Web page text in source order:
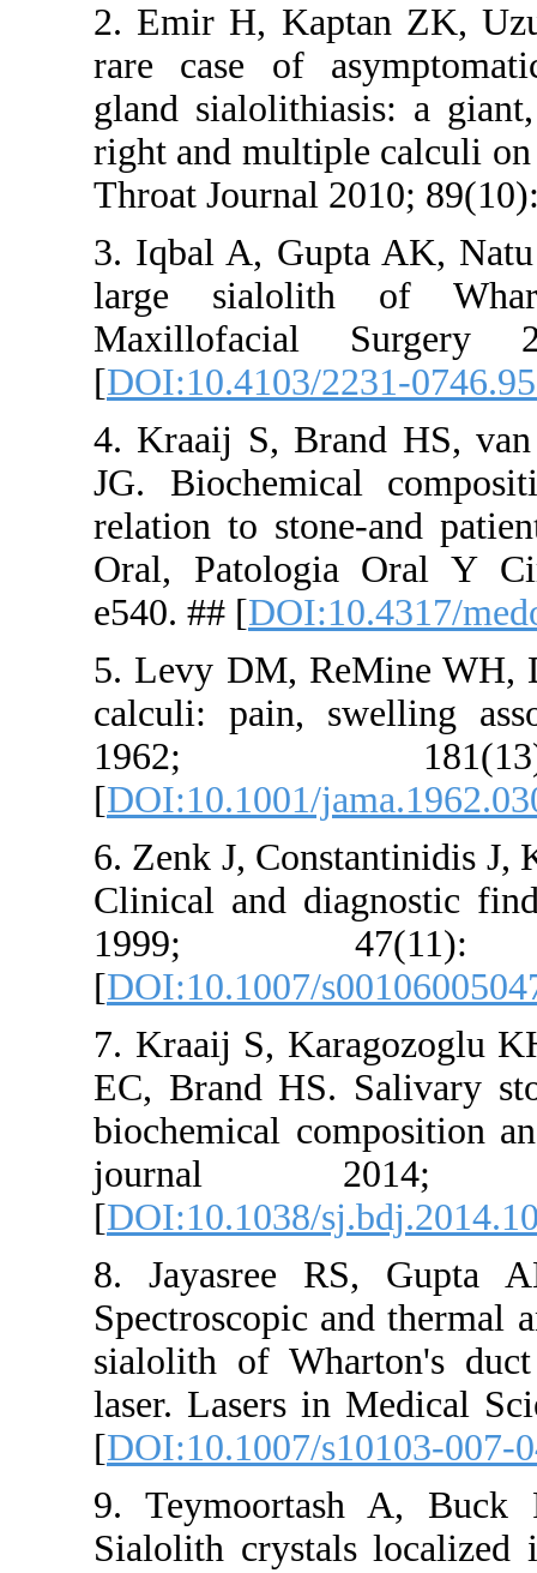
2. Emir H,
rare case
gland
right and
Throat
3. Iqbal A,
large
[
4. Kraaij
JG.
relation to
Oral,
e540. ## [
5. Levy
calculi:
[
6. Zenk J,
Clinical
[
7. Kraaij
EC, Brand
[
8.
sialolith of
laser.
[
9.
Sialolith